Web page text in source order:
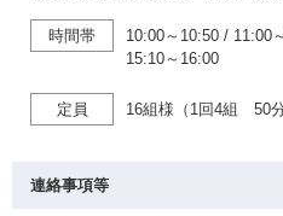
時間帯 10:00～10:50 / 11:00
15:10～16:00
定員 16組様（1回4組 50分
連絡事項等